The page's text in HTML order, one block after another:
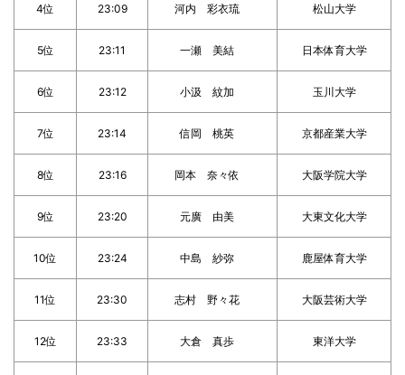
4位 23:09 河内 彩衣琉 松山大学
5位 23:11 一瀬 美結 日本体育大学
6位 23:12 小汲 紋加 玉川大学
7位 23:14 信岡 桃英 京都産業大学
8位 23:16 岡本 奈々依 大阪学院大学
9位 23:20 元廣 由美 大東文化大学
10位 23:24 中島 紗弥 鹿屋体育大学
11位 23:30 志村 野々花 大阪芸術大学
12位 23:33 大倉 真歩 東洋大学